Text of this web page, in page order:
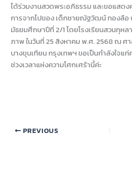
ได้ร่วมงานสวดพระอภิธรรม และขอแสด
การจากไปของ เด็กชายณัฐวัฒน์ ทองลือ
มัธยมศึกษาปีที่ 2/1 โดยโรงเรียนสวนกุหล
ภาพ ในวันที่ 25 สิงหาคม พ.ศ. 2568 ณ ศ
บางขุนเทียน กรุงเทพฯ ขอเป็นกำลังใจแ
ช่วงเวลาแห่งความโศกเศร้านี้ค่ะ
PREVIOUS